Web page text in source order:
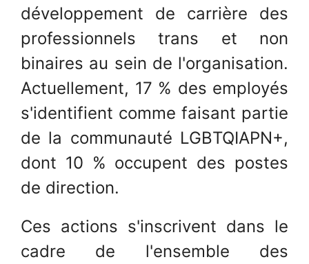
développement de carrière des
professionnels trans et non
binaires au sein de l'organisation.
Actuellement, 17 % des employés
s'identifient comme faisant partie
de la communauté LGBTQIAPN+,
dont 10 % occupent des postes
de direction.
Ces actions s'inscrivent dans le
cadre de l'ensemble des